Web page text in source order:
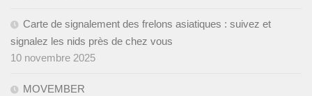
Carte de signalement des frelons asiatiques : suivez et
signalez les nids près de chez vous
10 novembre 2025
MOVEMBER